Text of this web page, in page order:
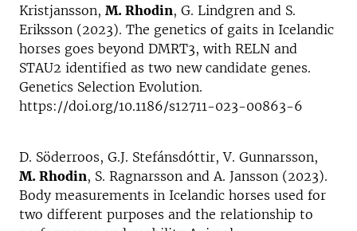
Kristjansson, M. Rhodin, G. Lindgren and S.
Eriksson (2023). The genetics of gaits in Icelandic
horses goes beyond DMRT3, with RELN and
STAU2 identified as two new candidate genes.
Genetics Selection Evolution.
https://doi.org/10.1186/s12711-023-00863-6
D. Söderroos, G.J. Stefánsdóttir, V. Gunnarsson,
M. Rhodin, S. Ragnarsson and A. Jansson (2023).
Body measurements in Icelandic horses used for
two different purposes and the relationship to